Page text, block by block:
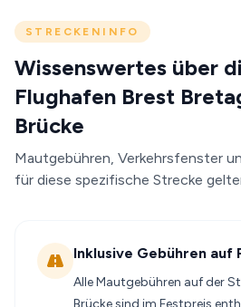
STRECKENINFO
Wissenswertes über
Flughafen Brest
Brücke
Mautgebühren, Verkehrsfenster
für diese spezifische Strecke
Inklusive Gebühren auf
Alle Mautgebühren auf der
Brücke sind im Festpreis